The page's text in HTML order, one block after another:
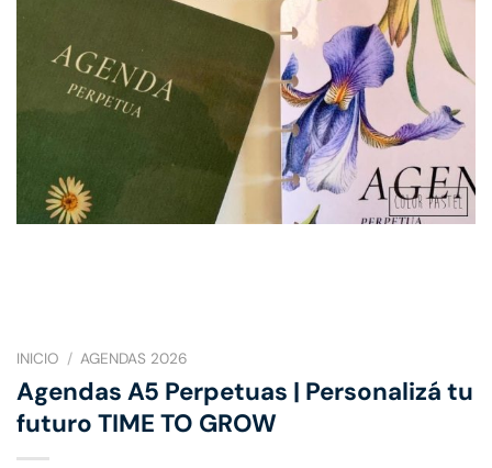
INICIO / AGENDAS 2026
Agendas A5 Perpetuas | Personalizá tu
futuro TIME TO GROW